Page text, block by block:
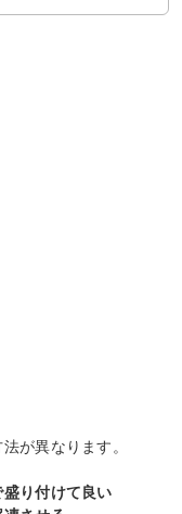
が異なります。
盛り付けて良い